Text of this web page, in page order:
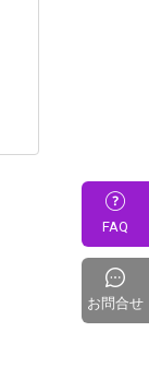
FAQ
お問合せ